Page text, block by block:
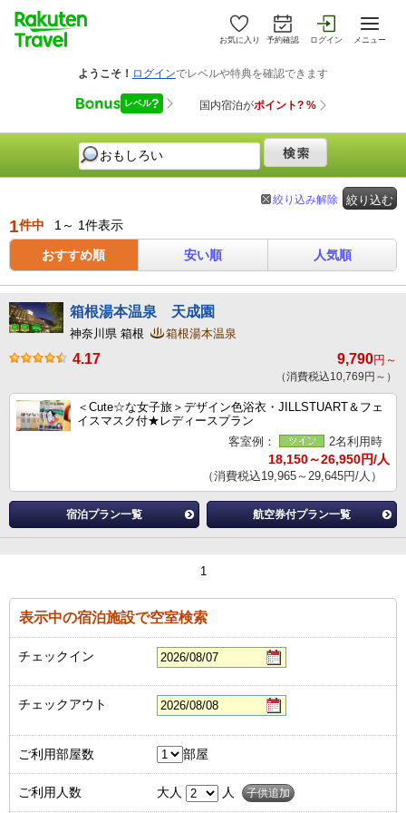
お気に入り 予約確認 ログイン メニュー
絞り込む
絞り込み解除
1件中 1～ 1件表示
おすすめ順 安い順 人気順
箱根湯本温泉 天成園
神奈川県 箱根 箱根湯本温泉
4.17 9,790円～
（消費税込10,769円～）
＜Cute☆な女子旅＞デザイン色浴衣・JILLSTUART＆フェ
イスマスク付★レディースプラン
客室例：
2名利用時
18,150～26,950円/人
（消費税込19,965～29,645円/人）
宿泊プラン一覧 航空券付プラン一覧
1
表示中の宿泊施設で空室検索
チェックイン
チェックアウト
ご利用部屋数 部屋
ご利用人数 大人 人 子供追加